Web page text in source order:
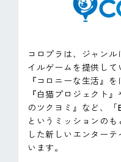
コロプラは、ジャン
イルゲームを提供し
『コロニーな生活』
『白猫プロジェクト
のツクヨミ』など、
というミッションの
した新しいエンター
います。